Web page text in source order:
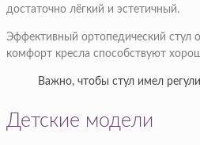
достаточно лёгкий и эстетичный.
Эффективный ортопедический стул
комфорт кресла способствуют
Важно, чтобы стул имел
Детские модели